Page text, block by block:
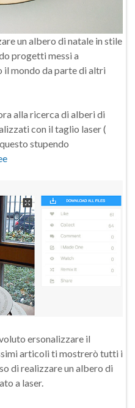
un albero di natale in stile
progetti messi a
mondo da parte di altri
alla ricerca di alberi di
con il taglio laser (
stupendo
ersonalizzare il
articoli ti mostrerò tutti i
di realizzare un albero di
a laser.